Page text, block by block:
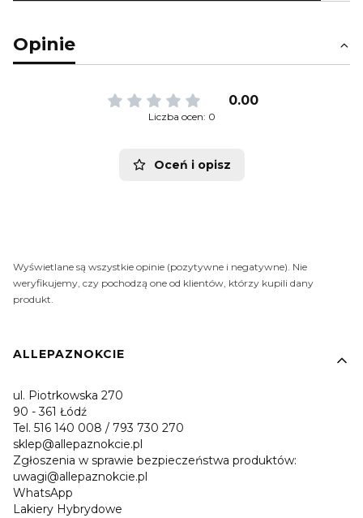
Opinie
0.00
Liczba ocen: 0
Oceń i opisz
Wyświetlane są wszystkie opinie (pozytywne i negatywne). Nie
weryfikujemy, czy pochodzą one od klientów, którzy kupili dany
produkt.
Linki w stopce
ALLEPAZNOKCIE
ul. Piotrkowska 270
90 - 361 Łódź
Tel. 516 140 008 / 793 730 270
sklep@allepaznokcie.pl
Zgłoszenia w sprawie bezpieczeństwa produktów:
uwagi@allepaznokcie.pl
WhatsApp
Lakiery Hybrydowe